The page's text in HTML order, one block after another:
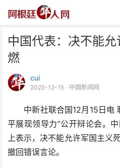
中国代表：决不能
燃
cui
2025-12-15 · 中国新闻网
中新社联合国12月15日电
平展现领导力”公开辩论会。
上表示，决不能允许军国主义
撤回错误言论。
中国代表：决不能允许
灰复燃